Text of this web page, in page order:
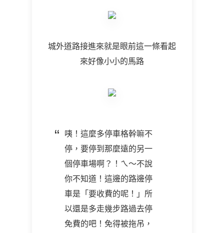
城外道路接進來就是眼前這一條看起
來好像小小的馬路
咦！這麼多停車格幹嘛不
停，要停到那麼遠的另一
個停車場啊？！ㄟ～不說
你不知道！這邊的路邊停
車是「要收費的呢！」所
以還是多走幾步路過去停
免費的吧！免得被拖吊，